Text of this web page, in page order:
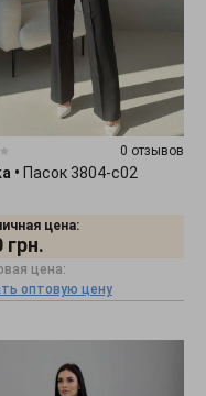
0 отзывов
• Пасок 3804-c02
цена:
грн.
цена:
оптовую цену